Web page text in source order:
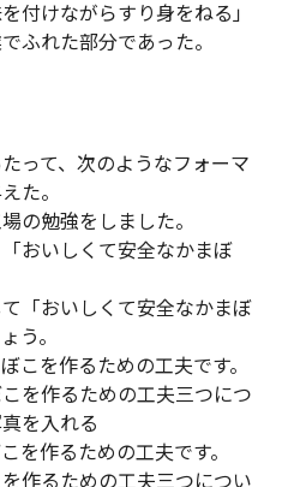
付けながらすり身をねる」
ふれた部分であった。
って、次のようなフォーマ
た。
の勉強をしました。
おいしくて安全なかまぼ
「おいしくて安全なかまぼ
う。
こを作るための工夫です。
作るための工夫三つにつ
を入れる
を作るための工夫です。
るための工夫三つについ